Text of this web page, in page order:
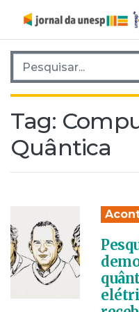
Pesquisar por:
Tag:
Quântica